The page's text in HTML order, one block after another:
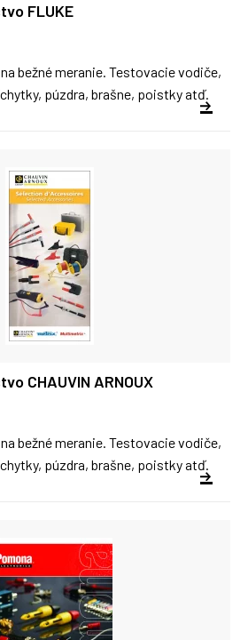
FLUKE
bežné meranie. Testovacie vodiče,
púzdra, brašne, poistky atď.
CHAUVIN ARNOUX
bežné meranie. Testovacie vodiče,
púzdra, brašne, poistky atď.